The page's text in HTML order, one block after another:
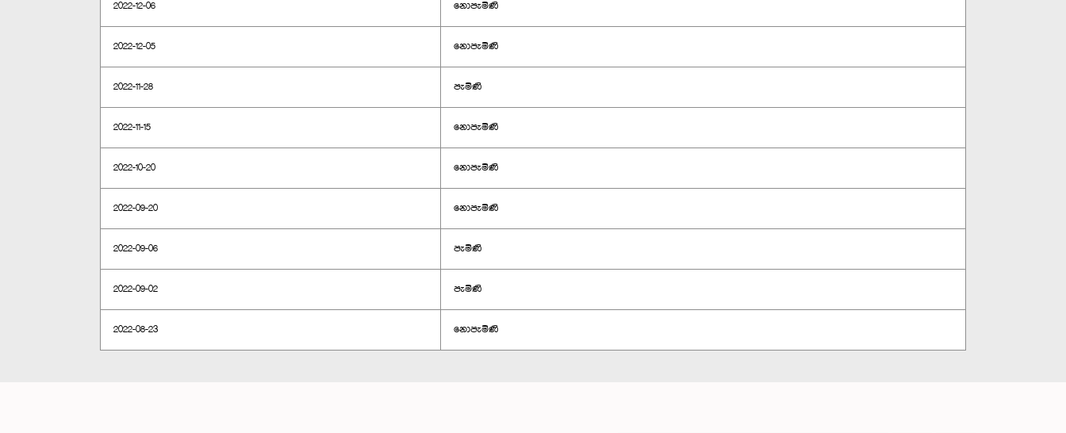
2022-12-06 නොපැමිණි
2022-12-05 නොපැමිණි
2022-11-28 පැමිණි
2022-11-15 නොපැමිණි
2022-10-20 නොපැමිණි
2022-09-20 නොපැමිණි
2022-09-06 පැමිණි
2022-09-02 පැමිණි
2022-08-23 නොපැමිණි